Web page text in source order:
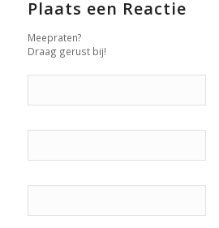
Plaats een Reactie
Meepraten?
Draag gerust bij!